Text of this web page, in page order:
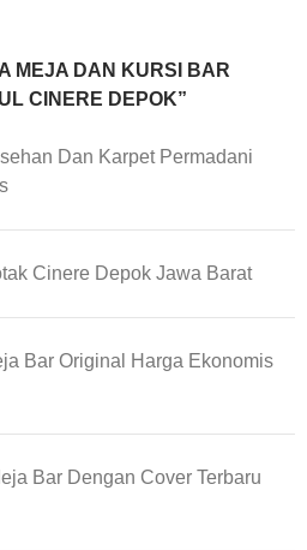
MEJA DAN KURSI BAR
CINERE DEPOK”
Dan Karpet Permadani
Cinere Depok Jawa Barat
Bar Original Harga Ekonomis
Bar Dengan Cover Terbaru